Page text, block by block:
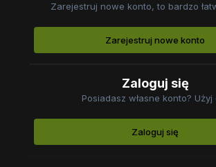
Zarejestruj nowe konto, to bardzo
Zarejestruj nowe konto
Zaloguj się
Posiadasz własne konto? Użyj
Zaloguj się